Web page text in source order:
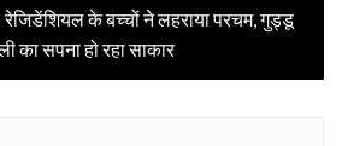
post:
के बच्चों ने लहराया परचम, गुड्डू
का सपना हो रहा साकार